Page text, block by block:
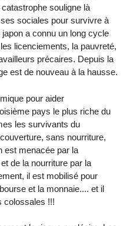
souligne là
sociales pour survivre à
a connu un long cycle
licenciements, la pauvreté,
précaires. Depuis la
est de nouveau à la hausse.
pour aider
pays le plus riche du
les survivants du
sans nourriture,
est menacée par la
de la nourriture par la
il est mobilisé pour
et la monnaie.... et il
colossales !!!